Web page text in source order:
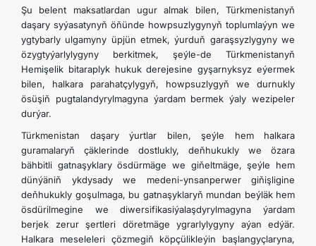
Şu belent maksatlardan ugur almak bilen, Türkmenistanyň
daşary syýasatynyň öňünde howpsuzlygynyň toplumlaýyn we
ygtybarly ulgamyny üpjün etmek, ýurduň garaşsyzlygyny we
özygtyýarlylygyny berkitmek, şeýle-de Türkmenistanyň
Hemişelik bitaraplyk hukuk derejesine gyşarnyksyz eýermek
bilen, halkara parahatçylygyň, howpsuzlygyň we durnukly
ösüşiň pugtalandyrylmagyna ýardam bermek ýaly wezipeler
durýar.
Türkmenistan daşary ýurtlar bilen, şeýle hem halkara
guramalaryň çäklerinde dostlukly, deňhukukly we özara
bähbitli gatnaşyklary ösdürmäge we giňeltmäge, şeýle hem
dünýäniň ykdysady we medeni-ynsanperwer giňişligine
deňhukukly goşulmaga, bu gatnaşyklaryň mundan beýläk hem
ösdürilmegine we diwersifikasiýalaşdyrylmagyna ýardam
berjek zerur şertleri döretmäge ygrarlylygyny aýan edýär.
Halkara meseleleri çözmegiň köpçülikleýin başlangyçlaryna,